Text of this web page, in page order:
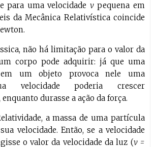
para uma velocidade vpequena em
da Mecânica Relativística coincide
não há limitação para o valor da
corpo pode adquirir: já que uma
um objeto provoca nele uma
velocidade poderia crescer
durasse a ação da força.
a massa de uma partícula
velocidade. Então, se a velocidade
o valor da velocidade da luz (v =